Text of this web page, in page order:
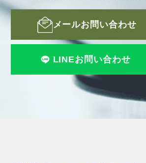
メールお問い合わせ
LINEお問い合わせ